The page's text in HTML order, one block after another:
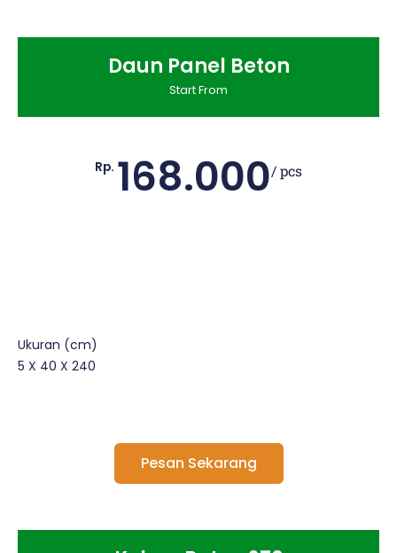
Daun Panel Beton
Start From
Rp. 168.000/ pcs
Ukuran (cm)
5 X 40 X 240
Pesan Sekarang